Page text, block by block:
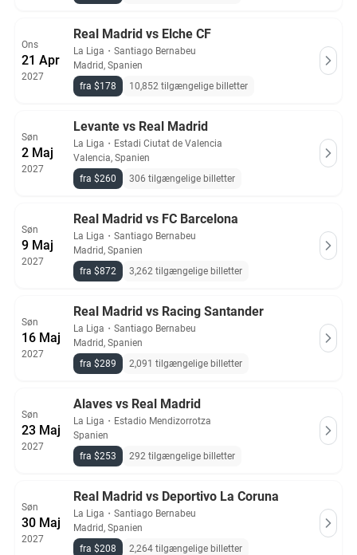
Ons
21 Apr
2027
Real Madrid vs Elche CF
La Liga ・ Santiago Bernabeu
Madrid, Spanien
fra $178
10,852 tilgængelige billetter
Søn
2 Maj
2027
Levante vs Real Madrid
La Liga ・ Estadi Ciutat de Valencia
Valencia, Spanien
fra $260
306 tilgængelige billetter
Søn
9 Maj
2027
Real Madrid vs FC Barcelona
La Liga ・ Santiago Bernabeu
Madrid, Spanien
fra $872
3,262 tilgængelige billetter
Søn
16 Maj
2027
Real Madrid vs Racing Santander
La Liga ・ Santiago Bernabeu
Madrid, Spanien
fra $289
2,091 tilgængelige billetter
Søn
23 Maj
2027
Alaves vs Real Madrid
La Liga ・ Estadio Mendizorrotza
Spanien
fra $253
292 tilgængelige billetter
Søn
30 Maj
2027
Real Madrid vs Deportivo La Coruna
La Liga ・ Santiago Bernabeu
Madrid, Spanien
fra $208
2,264 tilgængelige billetter